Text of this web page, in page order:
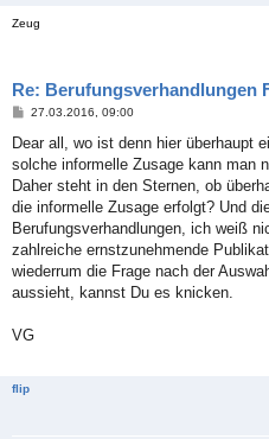
Zeug
Re: Berufungsverhandlungen
B
i
r
a
27.03.2016, 09:00
Dear all, wo ist denn hier überhaupt
solche informelle Zusage kann man
Daher steht in den Sternen, ob
die informelle Zusage erfolgt? Und
Berufungsverhandlungen, ich weiß
zahlreiche ernstzunehmende
wiederrum die Frage nach der
aussieht, kannst Du es knicken.
VG
flip